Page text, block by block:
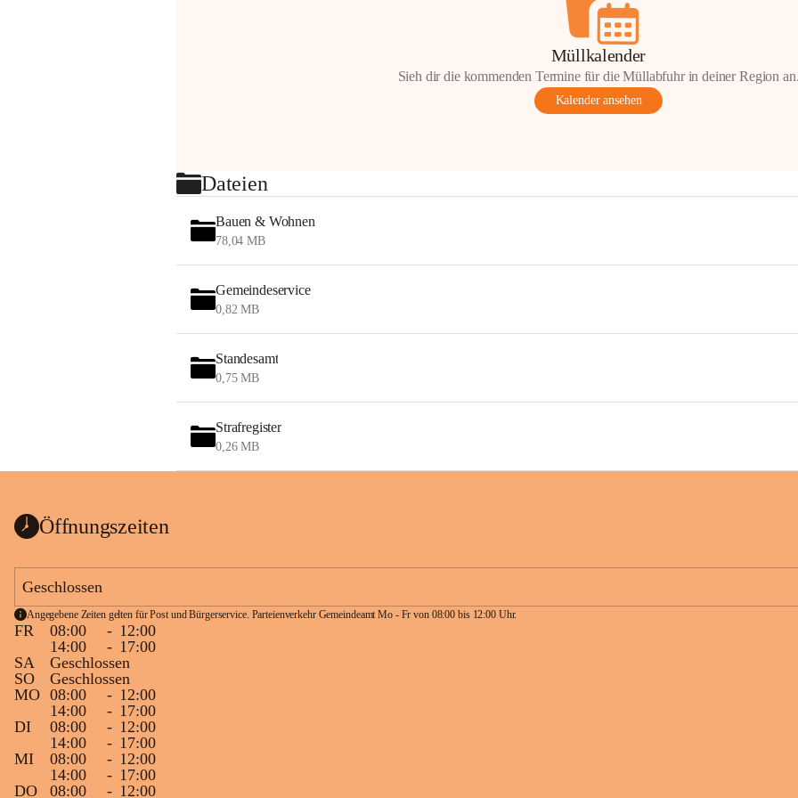
Müllkalender
Sieh dir die kommenden Termine für die Müllabfuhr in deiner Region
Kalender ansehen
Dateien
Bauen & Wohnen
78,04 MB
Gemeindeservice
0,82 MB
Standesamt
0,75 MB
Strafregister
0,26 MB
Öffnungszeiten
Geschlossen
Angegebene Zeiten gelten für Post und Bürgerservice. Parteienverkehr Gemeindeamt Mo - Fr von 08:00 bis 12:00 Uhr.
FR 08:00 - 12:00
14:00
- 17:00
SA
Geschlossen
SO
Geschlossen
MO 08:00 - 12:00
14:00
- 17:00
DI
08:00 - 12:00
14:00
- 17:00
MI
08:00 - 12:00
14:00
- 17:00
DO
08:00 - 12:00